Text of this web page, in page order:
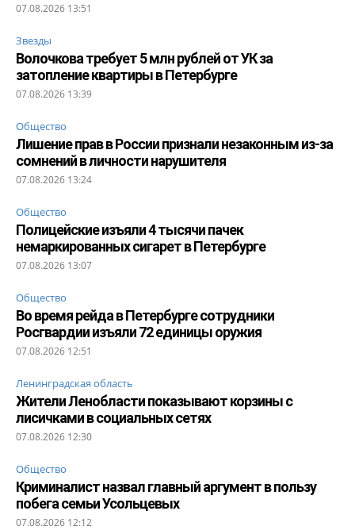
07.08.2026 13:51
Звезды
Волочкова требует 5 млн рублей от УК за
затопление квартиры в Петербурге
07.08.2026 13:39
Общество
Лишение прав в России признали незаконным из-за
сомнений в личности нарушителя
07.08.2026 13:24
Общество
Полицейские изъяли 4 тысячи пачек
немаркированных сигарет в Петербурге
07.08.2026 13:07
Общество
Во время рейда в Петербурге сотрудники
Росгвардии изъяли 72 единицы оружия
07.08.2026 12:51
Ленинградская область
Жители Ленобласти показывают корзины с
лисичками в социальных сетях
07.08.2026 12:30
Общество
Криминалист назвал главный аргумент в пользу
побега семьи Усольцевых
07.08.2026 12:12